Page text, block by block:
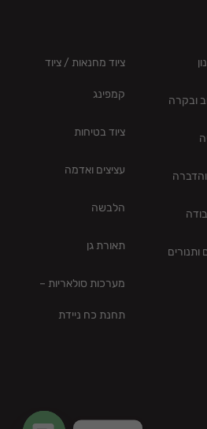
ובקרה
והדברה
ותנורים
ציוד מחנאות / ציוד
קמפינג
ציוד בטיחות
עציצים ואדמה
הלבשה
תאורת גן
מערכות סולאריות –
תחנת כח ניידת